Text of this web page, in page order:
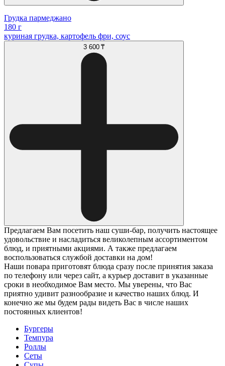
Грудка пармеджано
180 г
куриная грудка, картофель фри, соус
3 600 ₸
Предлагаем Вам посетить наш суши-бар, получить настоящее
удовольствие и насладиться великолепным ассортиментом
блюд, и приятными акциями. А также предлагаем
воспользоваться службой доставки на дом!
Наши повара приготовят блюда сразу после принятия заказа
по телефону или через сайт, а курьер доставит в указанные
сроки в необходимое Вам место. Мы уверены, что Вас
приятно удивит разнообразие и качество наших блюд. И
конечно же мы будем рады видеть Вас в числе наших
постоянных клиентов!
Бургеры
Темпура
Роллы
Сеты